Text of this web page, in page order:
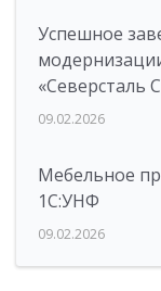
Успешное
«Северсталь
09.02.2026
Мебельное
1С:УНФ
09.02.2026